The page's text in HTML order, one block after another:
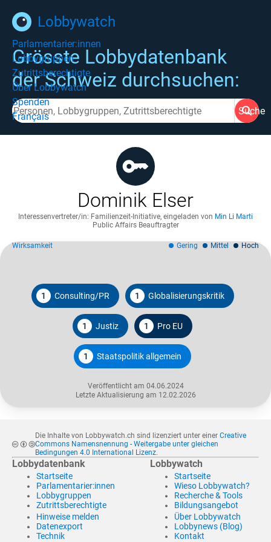
Lobbywatch
Parlamentarier:innen
Lobbygruppen
Zutrittsberechtigte
Über Lobbywatch
Spenden
Français
Grösste Lobbydatenbank
der Schweiz durchsuchen:
Suche
Dominik Elser
Interessenvertreter/in: Familienzeit-Initiative, eingeladen von Min Li Marti
Public Affairs Beauftragter
1 Consulting/PR 1 Globalisierungskritik
1 Justiz 1 Pro EU
1 Staatspolitik allgemein
Veröffentlicht am 04.06.2024
Letzte Aktualisierung am 12.02.2026
Wirksamkeit Gering Mittel Hoch
Die Inhalte von Lobbywatch.ch sind lizenziert unter einer Creative
Commons Namensnennung - Weitergabe unter gleichen
Bedingungen 4.0 International Lizenz.
Lobbydatenbank
Startseite
Parlamentarier:innen
Lobbygruppen
Zutrittsberechtigte
Hinweise melden
Datenexport
Technik
Lobbywatch
Startseite
Wieso Lobbywatch?
Recherche & Tools
Bildungsangebot
Über Lobbywatch
Lobbynews (Blog)
Kontakt